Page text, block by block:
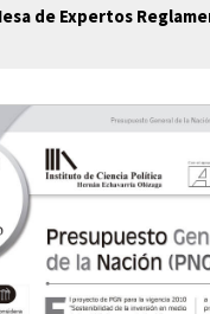
de Expertos